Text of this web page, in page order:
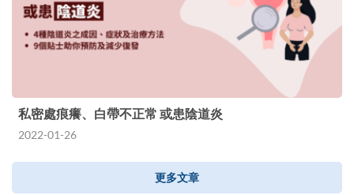
私密處痕癢、白帶不正常 或患陰道炎
2022-01-26
更多文章